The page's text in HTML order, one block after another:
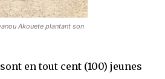
Akouete plantant son
en tout cent (100) jeunes